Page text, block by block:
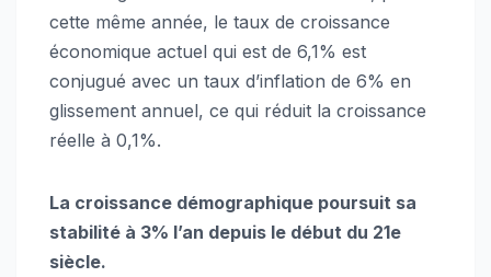
cette même année, le taux de croissance
économique actuel qui est de 6,1% est
conjugué avec un taux d’inflation de 6% en
glissement annuel, ce qui réduit la croissance
réelle à 0,1%.
La croissance démographique poursuit sa
stabilité à 3% l’an depuis le début du 21e
siècle.